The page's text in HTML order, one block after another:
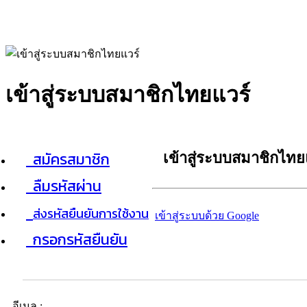
เข้าสู่ระบบสมาชิกไทยแวร์
สมัครสมาชิก
ลืมรหัสผ่าน
ส่งรหัสยืนยันการใช้งาน
กรอกรหัสยืนยัน
เข้าสู่ระบบสมาชิกไท
เข้าสู่ระบบด้วย Google